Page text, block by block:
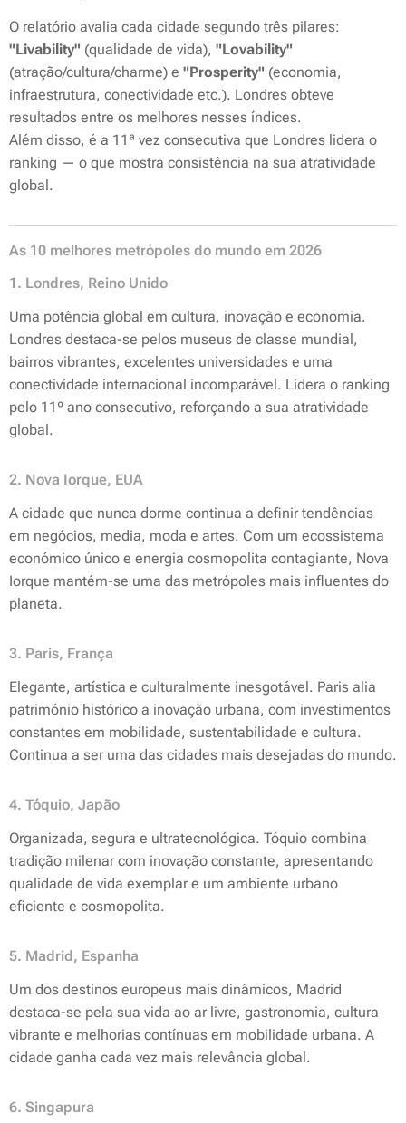
O relatório avalia cada cidade segundo três pilares:
"Livability" (qualidade de vida), "Lovability"
(atração/cultura/charme) e "Prosperity" (economia,
infraestrutura, conectividade etc.). Londres obteve
resultados entre os melhores nesses índices.
Além disso, é a 11ª vez consecutiva que Londres lidera o
ranking — o que mostra consistência na sua atratividade
global.
As 10 melhores metrópoles do mundo em 2026
1. Londres, Reino Unido
Uma potência global em cultura, inovação e economia.
Londres destaca-se pelos museus de classe mundial,
bairros vibrantes, excelentes universidades e uma
conectividade internacional incomparável. Lidera o ranking
pelo 11º ano consecutivo, reforçando a sua atratividade
global.
2. Nova Iorque, EUA
A cidade que nunca dorme continua a definir tendências
em negócios, media, moda e artes. Com um ecossistema
económico único e energia cosmopolita contagiante, Nova
Iorque mantém-se uma das metrópoles mais influentes do
planeta.
3. Paris, França
Elegante, artística e culturalmente inesgotável. Paris alia
património histórico a inovação urbana, com investimentos
constantes em mobilidade, sustentabilidade e cultura.
Continua a ser uma das cidades mais desejadas do mundo.
4. Tóquio, Japão
Organizada, segura e ultratecnológica. Tóquio combina
tradição milenar com inovação constante, apresentando
qualidade de vida exemplar e um ambiente urbano
eficiente e cosmopolita.
5. Madrid, Espanha
Um dos destinos europeus mais dinâmicos, Madrid
destaca-se pela sua vida ao ar livre, gastronomia, cultura
vibrante e melhorias contínuas em mobilidade urbana. A
cidade ganha cada vez mais relevância global.
6. Singapura